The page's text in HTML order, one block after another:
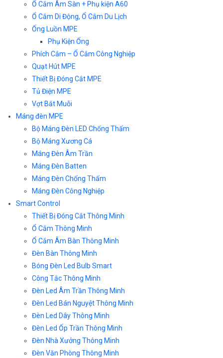
Ổ Cắm Âm Sàn + Phụ kiện A60
Ổ Cắm Di Động, Ổ Cắm Du Lịch
Ống Luồn MPE
Phụ Kiện Ống
Phích Cắm – Ổ Cắm Công Nghiệp
Quạt Hút MPE
Thiết Bị Đóng Cắt MPE
Tủ Điện MPE
Vợt Bắt Muỗi
Máng đèn MPE
Bộ Máng Đèn LED Chống Thấm
Bộ Máng Xương Cá
Máng Đèn Âm Trần
Máng Đèn Batten
Máng Đèn Chống Thấm
Máng Đèn Công Nghiệp
Smart Control
Thiết Bị Đóng Cắt Thông Minh
Ổ Cắm Thông Minh
Ổ Cắm Âm Bàn Thông Minh
Đèn Bàn Thông Minh
Bóng Đèn Led Bulb Smart
Công Tắc Thông Minh
Đèn Led Âm Trần Thông Minh
Đèn Led Bán Nguyệt Thông Minh
Đèn Led Dây Thông Minh
Đèn Led Ốp Trần Thông Minh
Đèn Nhà Xưởng Thông Minh
Đèn Văn Phòng Thông Minh